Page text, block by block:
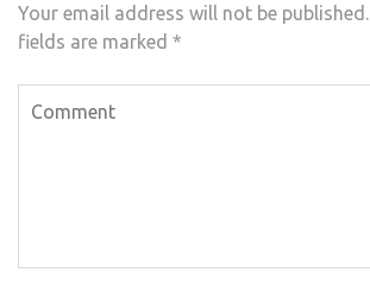
Your email address will not be published.
fields are marked *